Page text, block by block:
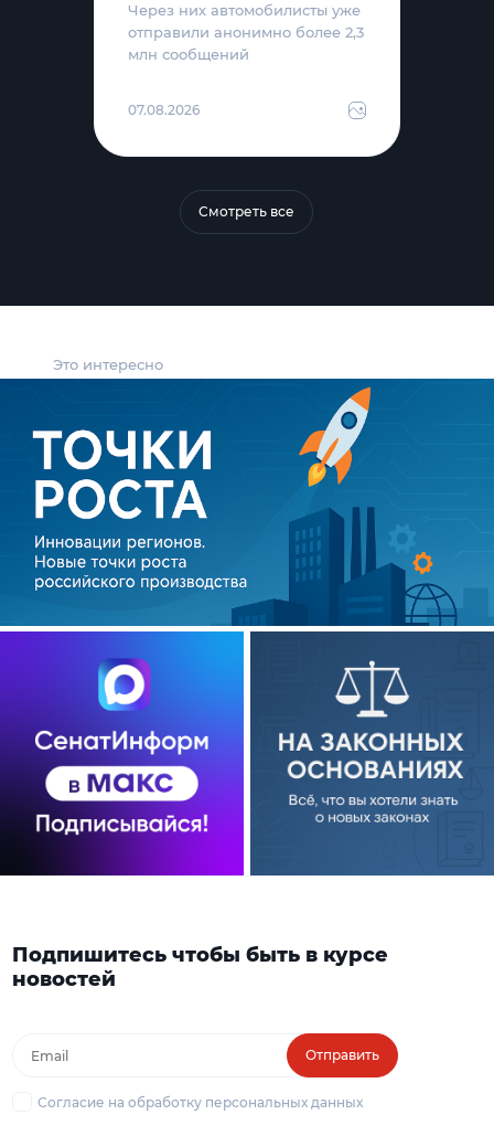
Это интересно
Через них автомобилисты уже
отправили анонимно более 2,3
млн сообщений
07.08.2026
Смотреть все
Подпишитесь чтобы быть в курсе
новостей
Отправить
Согласие на обработку персональных данных